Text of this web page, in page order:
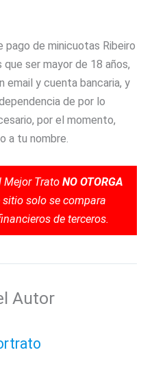
pago de minicuotas Ribeiro
ser mayor de 18 años,
email y cuenta bancaria, y
de por lo
por el momento,
a tu nombre.
Mejor Trato NO OTORGA
sitio solo se compara
de terceros.
Autor